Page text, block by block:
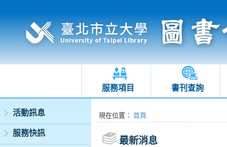
服務項目 書刊查詢
:::
活動訊息
服務快訊
:::現在位置 ： 首頁
最新消息